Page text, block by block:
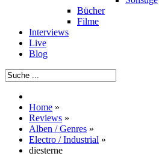
Bücher
Filme
Interviews
Live
Blog
Home »
Reviews »
Alben / Genres »
Electro / Industrial »
diesterne